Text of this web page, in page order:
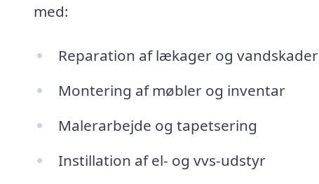
med:
Reparation af lækager og vandskader
Montering af møbler og inventar
Malerarbejde og tapetsering
Instillation af el- og vvs-udstyr